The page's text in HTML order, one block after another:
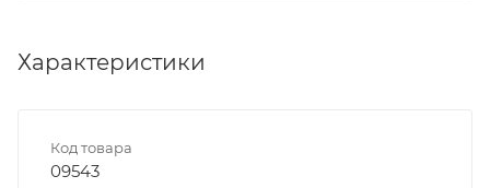
Характеристики
Код товара
09543